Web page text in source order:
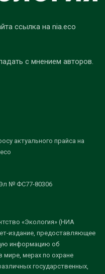
ссылка на nia.eco
с мнением авторов.
актуального прайса на
№ ФС77-80306
«Экология» (НИА
издание, предоставляющее
информацию об
мире, мерах по охране
государственных,